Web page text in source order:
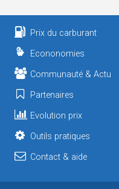
Prix du carburant
Econonomies
Communauté & Actu
Partenaires
Evolution prix
Outils pratiques
Contact & aide